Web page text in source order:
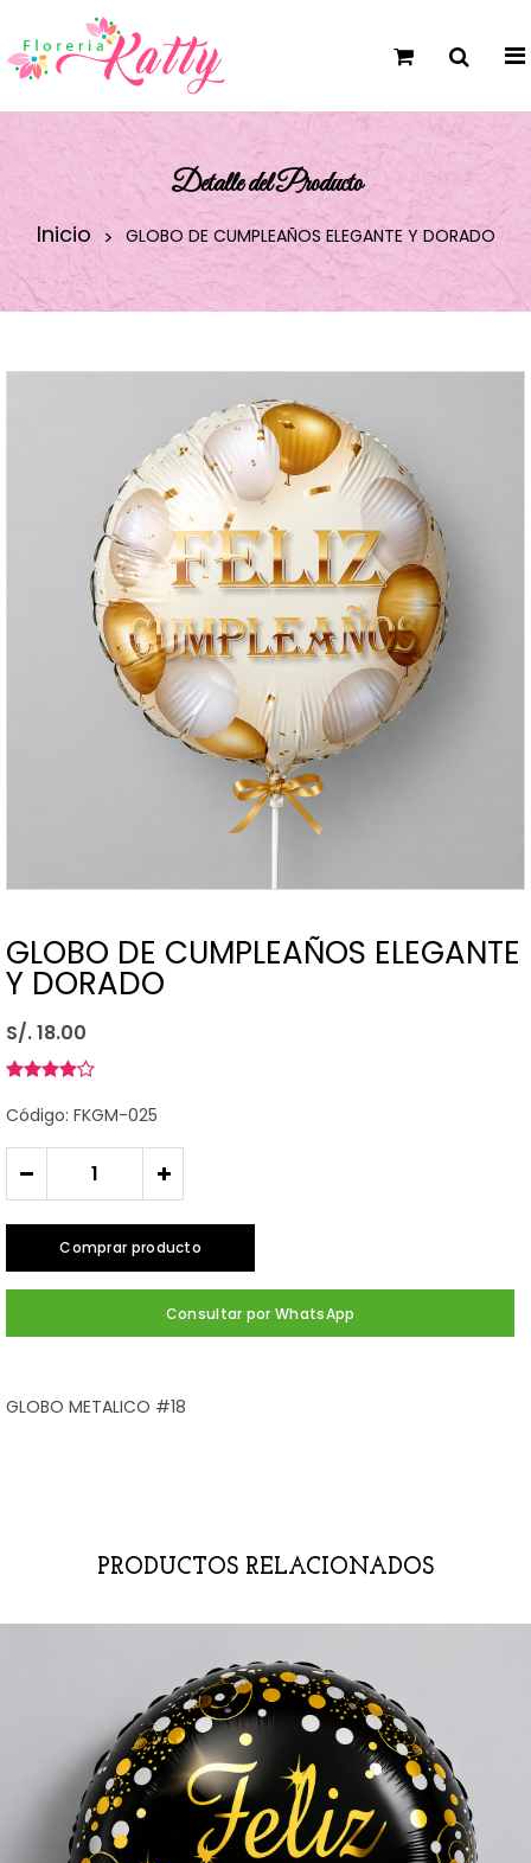
Detalle del Producto
Inicio GLOBO DE CUMPLEAÑOS ELEGANTE Y DORADO
GLOBO DE CUMPLEAÑOS ELEGANTE
Y DORADO
S/. 18.00
Código: FKGM-025
- +
Comprar producto
Consultar por WhatsApp
GLOBO METALICO #18
PRODUCTOS RELACIONADOS